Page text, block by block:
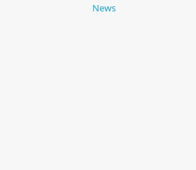
News